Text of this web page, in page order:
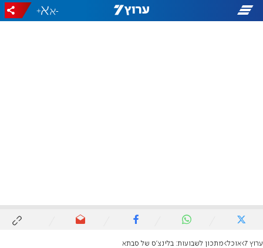
-
+
ערוץ 7 אוכל מתכון לשבועות: בלינצ'ס של סבתא